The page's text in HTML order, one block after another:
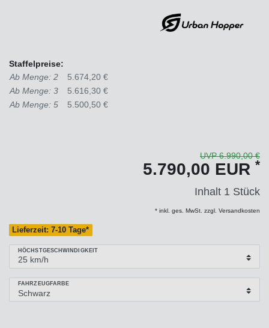
Staffelpreise:
Ab Menge: 2
5.674,20 €
Ab Menge: 3
5.616,30 €
Ab Menge: 5
5.500,50 €
UVP 6.990,00 €
5.790,00 EUR *
Inhalt 1 Stück
* inkl. ges. MwSt. zzgl. Versandkosten
Lieferzeit: 7-10 Tage*
HÖCHSTGESCHWINDIGKEIT
FAHRZEUGFARBE